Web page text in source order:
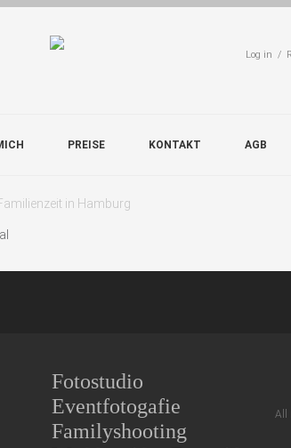
Log in /
PREISE KONTAKT AGB
Fotostudio
Eventfotogafie
Familyshooting
All